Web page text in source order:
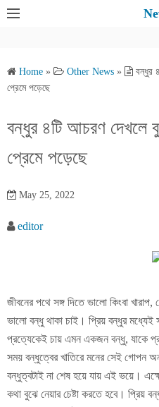
Home » Other News »
বন্ধুর
প্রেমে পড়েছে
বন্ধুর ৪টি আচরণ দেখলে
প্রেমে পড়েছে
May 25, 2022
editor
জীবনের পথে সঙ্গ দিতে ভালো কিংবা
ভালো বন্ধু থাকা চাই। প্রিয় বন্ধুর মধ্যেই
প্রত্যেকেই চায় এমন একজন বন্ধু, যাকে
সময় বন্ধুত্বের খাতিরে মনের সেই গোপন
বন্ধুত্বটাই না শেষ হয়ে যায় এই ভয়ে।
কথা বুঝে নেয়ার চেষ্টা করতে হবে। প্রিয়